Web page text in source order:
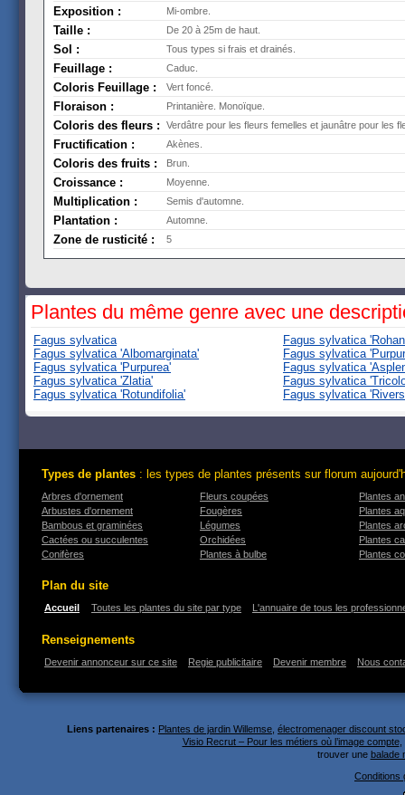
Exposition : Mi-ombre.
Taille : De 20 à 25m de haut.
Sol : Tous types si frais et drainés.
Feuillage : Caduc.
Coloris Feuillage : Vert foncé.
Floraison : Printanière. Monoïque.
Coloris des fleurs : Verdâtre pour les fleurs femelles et jaunâtre pour les
Fructification : Akènes.
Coloris des fruits : Brun.
Croissance : Moyenne.
Multiplication : Semis d'automne.
Plantation : Automne.
Zone de rusticité : 5
Plantes du même genre avec une
Fagus sylvatica
Fagus sylvatica 'Albomarginata'
Fagus sylvatica 'Purpurea'
Fagus sylvatica 'Zlatia'
Fagus sylvatica 'Rotundifolia'
Fagus sylvatica
Fagus sylvatica
Fagus sylvatica
Fagus sylvatica
Fagus sylvatica
Types de plantes : les types de plantes présents sur florum
Arbres d'ornement
Arbustes d'ornement
Bambous et graminées
Cactées ou succulentes
Conifères
Fleurs coupées
Fougères
Légumes
Orchidées
Plantes à bulbe
Plantes
Plantes
Plantes
Plantes
Plantes
Plan du site
Accueil Toutes les plantes du site par type L'annuaire de tous les
Renseignements
Devenir annonceur sur ce site Regie publicitaire Devenir membre Nous
Liens partenaires : Plantes de jardin Willemse électromenager discount
Visio Recrut – Pour les métiers où l’image compte,
trouver une balade
Conditions